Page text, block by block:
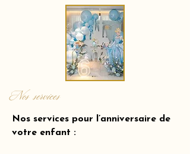
Nos services
Nos services pour l’anniversaire de
votre enfant :